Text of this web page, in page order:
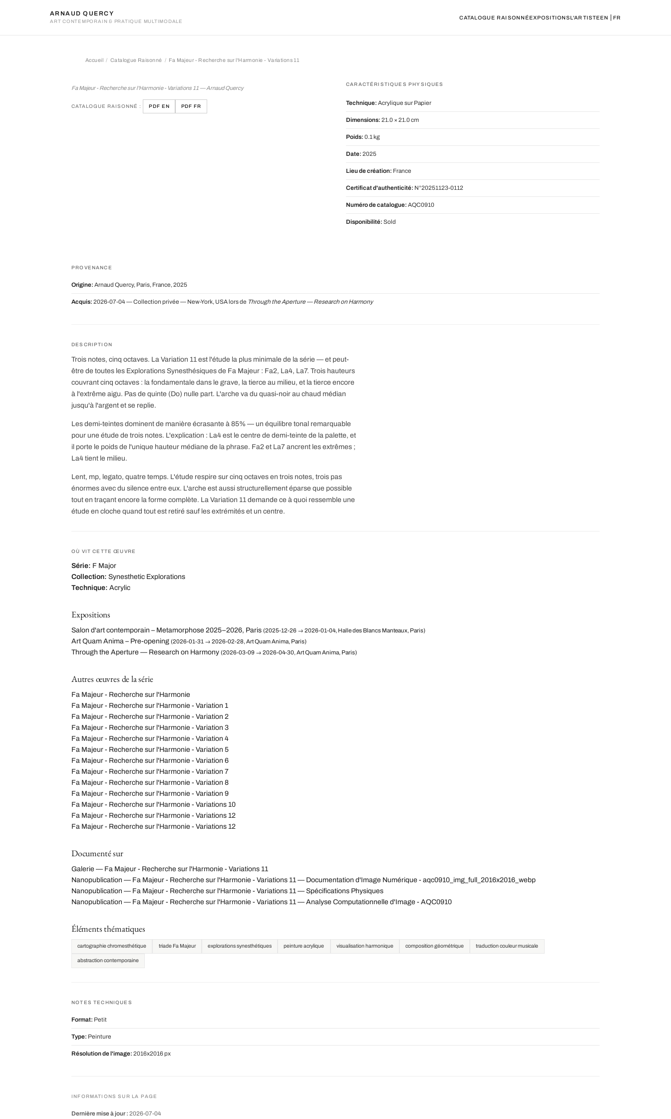
ARNAUD QUERCY
ART CONTEMPORAIN & PRATIQUE MULTIMODALE
CATALOGUE RAISONNÉEXPOSITIONSL'ARTISTEEN FR
Accueil Catalogue Raisonné Fa Majeur - Recherche sur l'Harmonie - Variations 11
Fa Majeur - Recherche sur l'Harmonie - Variations 11 — Arnaud Quercy
CATALOGUE RAISONNÉ : PDF EN PDF FR
CARACTÉRISTIQUES PHYSIQUES
Technique: Acrylique sur Papier
Dimensions: 21.0 × 21.0 cm
Poids: 0.1 kg
Date: 2025
Lieu de création: France
Certificat d'authenticité: N°20251123-0112
Numéro de catalogue: AQC0910
Disponibilité: Sold
PROVENANCE
Origine: Arnaud Quercy, Paris, France, 2025
Acquis: 2026-07-04 — Collection privée — New-York, USA lors de Through the Aperture — Research on Harmony
DESCRIPTION
Trois notes, cinq octaves. La Variation 11 est l'étude la plus minimale de la série — et peut-
être de toutes les Explorations Synesthésiques de Fa Majeur : Fa2, La4, La7. Trois hauteurs
couvrant cinq octaves : la fondamentale dans le grave, la tierce au milieu, et la tierce encore
à l'extrême aigu. Pas de quinte (Do) nulle part. L'arche va du quasi-noir au chaud médian
jusqu'à l'argent et se replie.
Les demi-teintes dominent de manière écrasante à 85% — un équilibre tonal remarquable
pour une étude de trois notes. L'explication : La4 est le centre de demi-teinte de la palette, et
il porte le poids de l'unique hauteur médiane de la phrase. Fa2 et La7 ancrent les extrêmes ;
La4 tient le milieu.
Lent, mp, legato, quatre temps. L'étude respire sur cinq octaves en trois notes, trois pas
énormes avec du silence entre eux. L'arche est aussi structurellement éparse que possible
tout en traçant encore la forme complète. La Variation 11 demande ce à quoi ressemble une
étude en cloche quand tout est retiré sauf les extrémités et un centre.
OÙ VIT CETTE ŒUVRE
Série: F Major
Collection: Synesthetic Explorations
Technique: Acrylic
Expositions
Salon d'art contemporain – Metamorphose 2025–2026, Paris (2025-12-26 → 2026-01-04, Halle des Blancs Manteaux, Paris)
Art Quam Anima – Pre-opening (2026-01-31 → 2026-02-28, Art Quam Anima, Paris)
Through the Aperture — Research on Harmony (2026-03-09 → 2026-04-30, Art Quam Anima, Paris)
Autres œuvres de la série
Fa Majeur - Recherche sur l'Harmonie
Fa Majeur - Recherche sur l'Harmonie - Variation 1
Fa Majeur - Recherche sur l'Harmonie - Variation 2
Fa Majeur - Recherche sur l'Harmonie - Variation 3
Fa Majeur - Recherche sur l'Harmonie - Variation 4
Fa Majeur - Recherche sur l'Harmonie - Variation 5
Fa Majeur - Recherche sur l'Harmonie - Variation 6
Fa Majeur - Recherche sur l'Harmonie - Variation 7
Fa Majeur - Recherche sur l'Harmonie - Variation 8
Fa Majeur - Recherche sur l'Harmonie - Variation 9
Fa Majeur - Recherche sur l'Harmonie - Variations 10
Fa Majeur - Recherche sur l'Harmonie - Variations 12
Fa Majeur - Recherche sur l'Harmonie - Variations 12
Documenté sur
Galerie — Fa Majeur - Recherche sur l'Harmonie - Variations 11
Nanopublication — Fa Majeur - Recherche sur l'Harmonie - Variations 11 — Documentation d'Image Numérique - aqc0910_img_full_2016x2016_webp
Nanopublication — Fa Majeur - Recherche sur l'Harmonie - Variations 11 — Spécifications Physiques
Nanopublication — Fa Majeur - Recherche sur l'Harmonie - Variations 11 — Analyse Computationnelle d'Image - AQC0910
Éléments thématiques
cartographie chromesthétique triade Fa Majeur explorations synesthétiques peinture acrylique visualisation harmonique composition géométrique traduction couleur musicale
abstraction contemporaine
NOTES TECHNIQUES
Format: Petit
Type: Peinture
Résolution de l'image: 2016x2016 px
INFORMATIONS SUR LA PAGE
Dernière mise à jour : 2026-07-04